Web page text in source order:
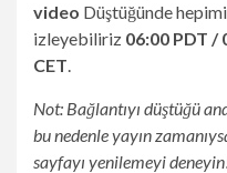
video Düştüğünde
izleyebiliriz 06:00 PDT /
CET.
Not: Bağlantıyı düştüğü
bu nedenle yayın
sayfayı yenilemeyi